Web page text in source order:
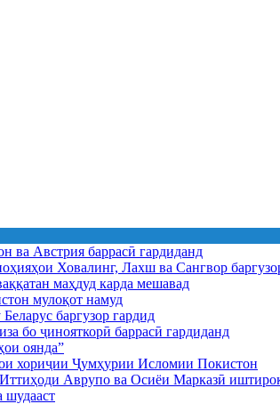
ва Австрия баррасӣ гардиданд
Ховалинг, Лахш ва Сангвор
маҳдуд карда мешавад
мулоқот намуд
баргузор гардид
бо ҷинояткорӣ баррасӣ гардиданд
оянда”
хориҷии Ҷумҳурии Исломии Покистон
Аврупо ва Осиёи Марказӣ
шудааст